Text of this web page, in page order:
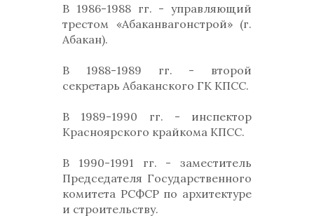
В 1986-1988 гг. - управляющий
трестом «Абаканвагонстрой» (г.
Абакан).
В 1988-1989 гг. - второй
секретарь Абаканского ГК КПСС.
В 1989-1990 гг. - инспектор
Красноярского крайкома КПСС.
В 1990-1991 гг. - заместитель
Председателя Государственного
комитета РСФСР по архитектуре
и строительству.